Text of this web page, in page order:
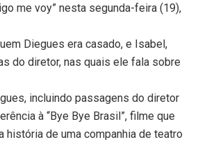
me voy” nesta segunda-feira (19),
Diegues era casado, e Isabel,
do diretor, nas quais ele fala sobre
incluindo passagens do diretor
à “Bye Bye Brasil”, filme que
história de uma companhia de teatro